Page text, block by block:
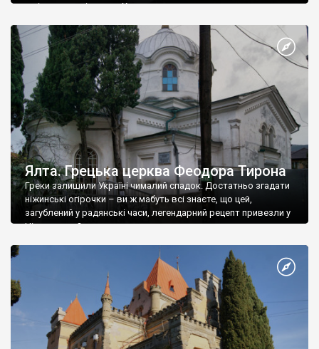
є відданими вірянами Христа
Ялта. Грецька церква Феодора Тирона
Греки залишили Україні чималий спадок. Достатньо згадати
ніжинські огірочки – ви ж мабуть всі знаєте, що цей,
загублений у радянські часи, легендарний рецепт привезли у
Ніжин греки?